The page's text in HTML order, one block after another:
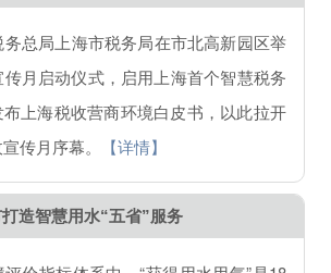
总局上海市税务局在市北高新园区举
月启动仪式，启用上海首个智慧税务
上海税收营商环境白皮书，以此拉开
传月序幕。
【详情】
打造智慧用水“五省”服务